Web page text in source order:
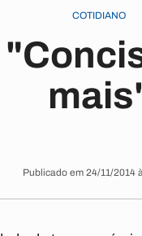
COTIDIANO
Publicado em 24/11/2014